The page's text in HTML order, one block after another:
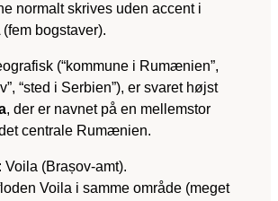
normalt skrives uden accent i
bogstaver).
(“kommune i Rumænien”,
“sted i Serbien”), er svaret højst
, der er navnet på en mellemstor
centrale Rumænien.
Voila (Brașov-amt).
Voila i samme område (meget